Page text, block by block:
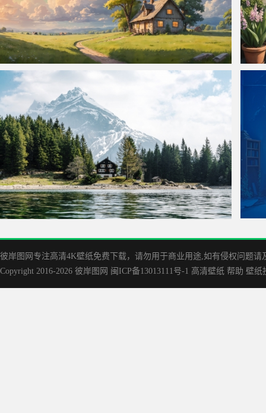
田园小屋风景 4k壁纸 3840x2160
彼岸图网专注高清4K壁纸免费下载，请勿用于商业用途,如有侵权问题
Copyright 2016-2026 彼岸图网 闽ICP备13013111号-1 高清壁纸 帮助 壁纸